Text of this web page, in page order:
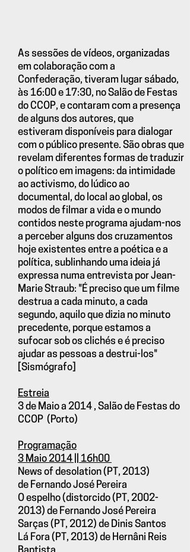
As sessões de vídeos, organizadas
em colaboração com a
Confederação, tiveram lugar sábado,
às 16:00 e 17:30, no Salão de Festas
do CCOP, e contaram com a presença
de alguns dos autores, que
estiveram disponíveis para dialogar
com o público presente. São obras que
revelam diferentes formas de traduzir
o político em imagens: da intimidade
ao activismo, do lúdico ao
documental, do local ao global, os
modos de filmar a vida e o mundo
contidos neste programa ajudam-nos
a perceber alguns dos cruzamentos
hoje existentes entre a poética e a
política, sublinhando uma ideia já
expressa numa entrevista por Jean-
Marie Straub: "É preciso que um filme
destrua a cada minuto, a cada
segundo, aquilo que dizia no minuto
precedente, porque estamos a
sufocar sob os clichés e é preciso
ajudar as pessoas a destrui-los"
[Sismógrafo]
Estreia
3 de Maio a 2014 , Salão de Festas do
CCOP (Porto)
Programação
3 Maio 2014 || 16h00
News of desolation (PT, 2013)
de Fernando José Pereira
O espelho (distorcido (PT, 2002-
2013) de Fernando José Pereira
Sarças (PT, 2012) de Dinis Santos
Lá Fora (PT, 2013) de Hernâni Reis